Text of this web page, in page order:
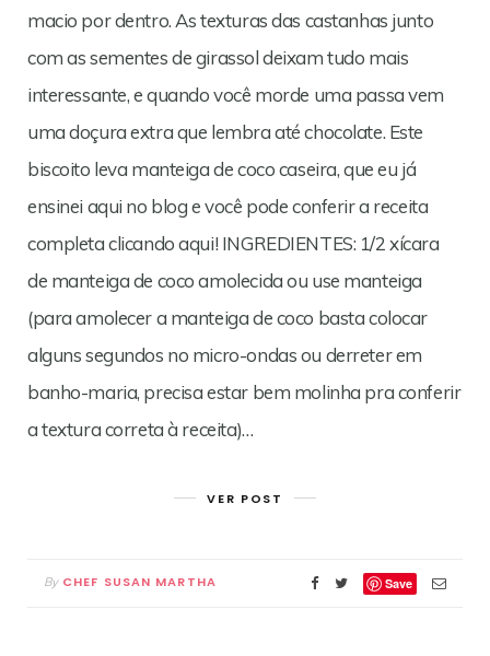
macio por dentro. As texturas das castanhas junto
com as sementes de girassol deixam tudo mais
interessante, e quando você morde uma passa vem
uma doçura extra que lembra até chocolate. Este
biscoito leva manteiga de coco caseira, que eu já
ensinei aqui no blog e você pode conferir a receita
completa clicando aqui! INGREDIENTES: 1/2 xícara
de manteiga de coco amolecida ou use manteiga
(para amolecer a manteiga de coco basta colocar
alguns segundos no micro-ondas ou derreter em
banho-maria, precisa estar bem molinha pra conferir
a textura correta à receita)…
VER POST
By CHEF SUSAN MARTHA Save